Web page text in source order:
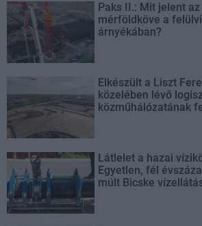
Paks II.: Mit jelent
mérföldköve a
árnyékában?
Elkészült a Liszt
közelében lévő
közműhálózatának
Látlelet a hazai
Egyetlen, fél
múlt Bicske